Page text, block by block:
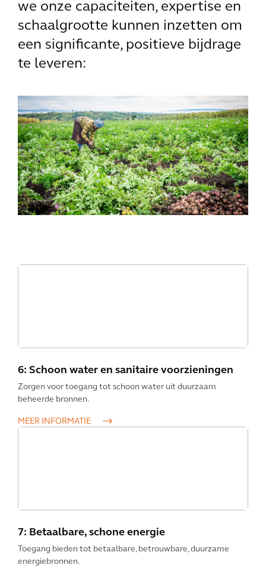
we onze capaciteiten, expertise en
schaalgrootte kunnen inzetten om
een significante, positieve bijdrage
te leveren:
6: Schoon water en sanitaire voorzieningen
Zorgen voor toegang tot schoon water uit duurzaam
beheerde bronnen.
MEER INFORMATIE
7: Betaalbare, schone energie
Toegang bieden tot betaalbare, betrouwbare, duurzame
energiebronnen.